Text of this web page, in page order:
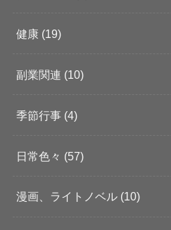
健康 (19)
副業関連 (10)
季節行事 (4)
日常色々 (57)
漫画、ライトノベル (10)